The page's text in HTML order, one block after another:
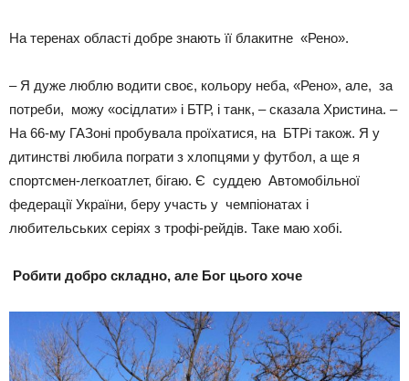
На теренах області добре знають її блакитне «Рено».
– Я дуже люблю водити своє, кольору неба, «Рено», але, за
потреби, можу «осідлати» і БТР, і танк, – сказала Христина. –
На 66-му ГАЗоні пробувала проїхатися, на БТРі також. Я у
дитинстві любила пограти з хлопцями у футбол, а ще я
спортсмен-легкоатлет, бігаю. Є суддею Автомобільної
федерації України, беру участь у чемпіонатах і
любительських серіях з трофі-рейдів. Таке маю хобі.
Робити добро складно, але Бог цього хоче